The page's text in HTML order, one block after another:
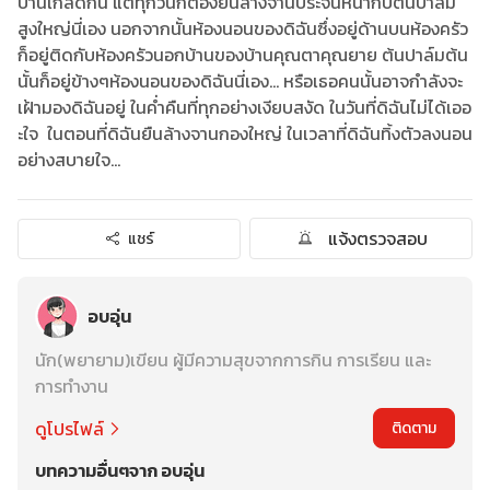
สูงใหญ่นี่เอง นอกจากนั้นห้องนอนของดิฉันซึ่งอยู่ด้านบนห้องครัว
ก็อยู่ติดกับห้องครัวนอกบ้านของบ้านคุณตาคุณยาย ต้นปาล์มต้น
นั้นก็อยู่ข้างๆห้องนอนของดิฉันนี่เอง... หรือเธอคนนั้นอาจกำลังจะ
เฝ้ามองดิฉันอยู่ ในค่ำคืนที่ทุกอย่างเงียบสงัด ในวันที่ดิฉันไม่ได้เออ
ะใจ ในตอนที่ดิฉันยืนล้างจานกองใหญ่ ในเวลาที่ดิฉันทิ้งตัวลงนอน
อย่างสบายใจ...
แชร์ แจ้งตรวจสอบ
อบอุ่น
นัก(พยายาม)เขียน ผู้มีความสุขจากการกิน การเรียน และ
การทำงาน
ดูโปรไฟล์
ติดตาม
บทความอื่นๆจาก อบอุ่น